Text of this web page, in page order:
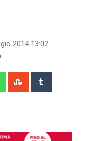
2014 13:02
WhatsappStumbleUpon